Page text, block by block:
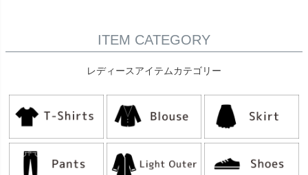
ITEM CATEGORY
レディースアイテムカテゴリー